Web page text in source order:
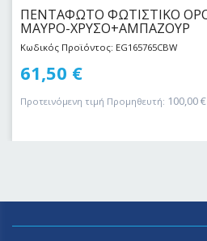
ΠΕΝΤΑΦΩΤΟ ΦΩΤΙΣΤΙΚΟ
ΜΑΥΡΟ-ΧΡΥΣΟ+ΑΜΠΑΖΟΥΡ
Κωδικός Προϊόντος: EG165765CBW
61,50 €
Προτεινόμενη τιμή Προμηθευτή: 100,00€